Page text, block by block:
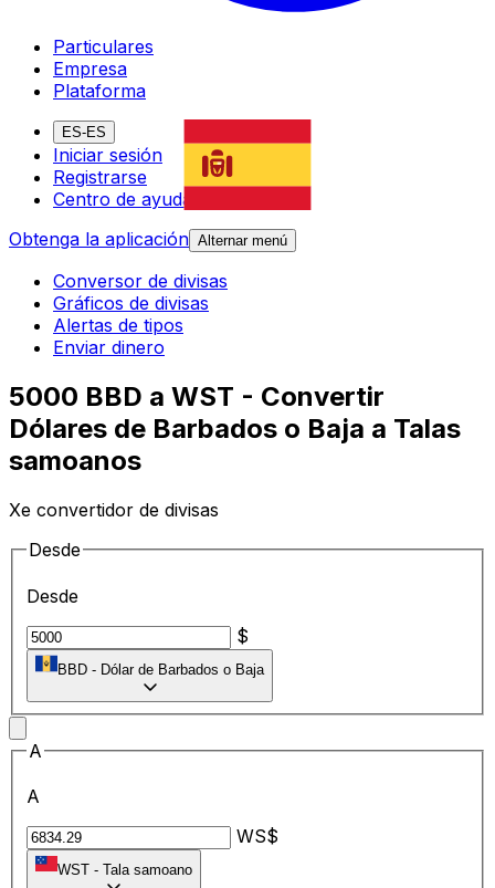
Particulares
Empresa
Plataforma
ES-ES
Iniciar sesión
Registrarse
Centro de ayuda
Obtenga la aplicación Alternar menú
Conversor de divisas
Gráficos de divisas
Alertas de tipos
Enviar dinero
5000 BBD a WST - Convertir
Dólares de Barbados o Baja a Talas
samoanos
Xe convertidor de divisas
Desde
Desde
$
BBD - Dólar de Barbados o Baja
A
A
WS$
WST - Tala samoano